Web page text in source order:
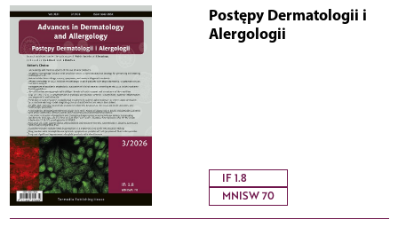
Postępy Dermatologii i
Alergologii
IF 1.8
MNISW 70